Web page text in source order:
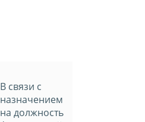
В связи с
назначением
на должность